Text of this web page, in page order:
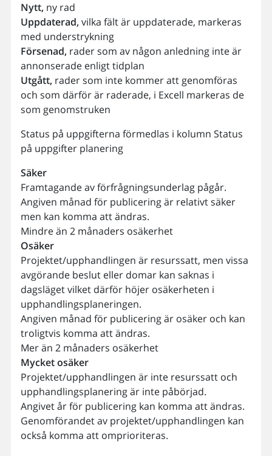
Nytt, ny rad
Uppdaterad, vilka fält är uppdaterade, markeras
med understrykning
Försenad, rader som av någon anledning inte är
annonserade enligt tidplan
Utgått, rader som inte kommer att genomföras
och som därför är raderade, i Excell markeras de
som genomstruken
Status på uppgifterna förmedlas i kolumn Status
på uppgifter planering
Säker
Framtagande av förfrågningsunderlag pågår.
Angiven månad för publicering är relativt säker
men kan komma att ändras.
Mindre än 2 månaders osäkerhet
Osäker
Projektet/upphandlingen är resurssatt, men vissa
avgörande beslut eller domar kan saknas i
dagsläget vilket därför höjer osäkerheten i
upphandlingsplaneringen.
Angiven månad för publicering är osäker och kan
troligtvis komma att ändras.
Mer än 2 månaders osäkerhet
Mycket osäker
Projektet/upphandlingen är inte resurssatt och
upphandlingsplanering är inte påbörjad.
Angivet år för publicering kan komma att ändras.
Genomförandet av projektet/upphandlingen kan
också komma att omprioriteras.